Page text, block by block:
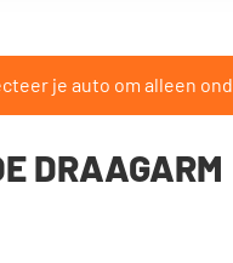
je auto om alleen
DRAAGARM